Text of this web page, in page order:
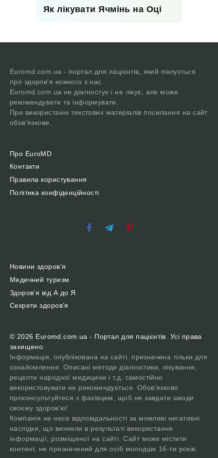
Як лікувати Ячмінь на Оці
Euromd.com.ua - портал для пацієнтів, який піклується
про здоров'я кожного з нас.
Euromd.com.ua не діагностує і не лікує, але може
рекомендувати та інформувати.
При використанні текстових матеріалів посилання на сайт
обов'язкове.
Про EuroMD
Контакти
Правила користування
Політика конфіденційності
Новини здоров’я
Медичний туризм
Здоров’я від А до Я
Секрети здоров’я
© 2026 Euromd.com.ua - Портал для пацієнтів. Усі права
захищено.
Інформація, опублікована на сайті, призначена тільки для
ознайомлення. Описані методи діагностики, лікування,
рецепти народної медицини і т.д. самостійно
використовувати не рекомендується. Обов'язково
проконсультуйтеся з фахівцем, щоб не завдати шкоди
своєму здоров'ю!
Компанія не несе відповідальності за можливі негативні
наслідки, що виникли в результаті використання
інформації, розміщеної на сайті. Сайт може містити
контент, не призначений для осіб молодше 16-ти років.